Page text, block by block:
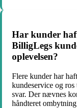
Har kunder
BilligLegs
oplevelsen?
Flere kunder har
kundeservice og
svar. Der nævnes
håndteret